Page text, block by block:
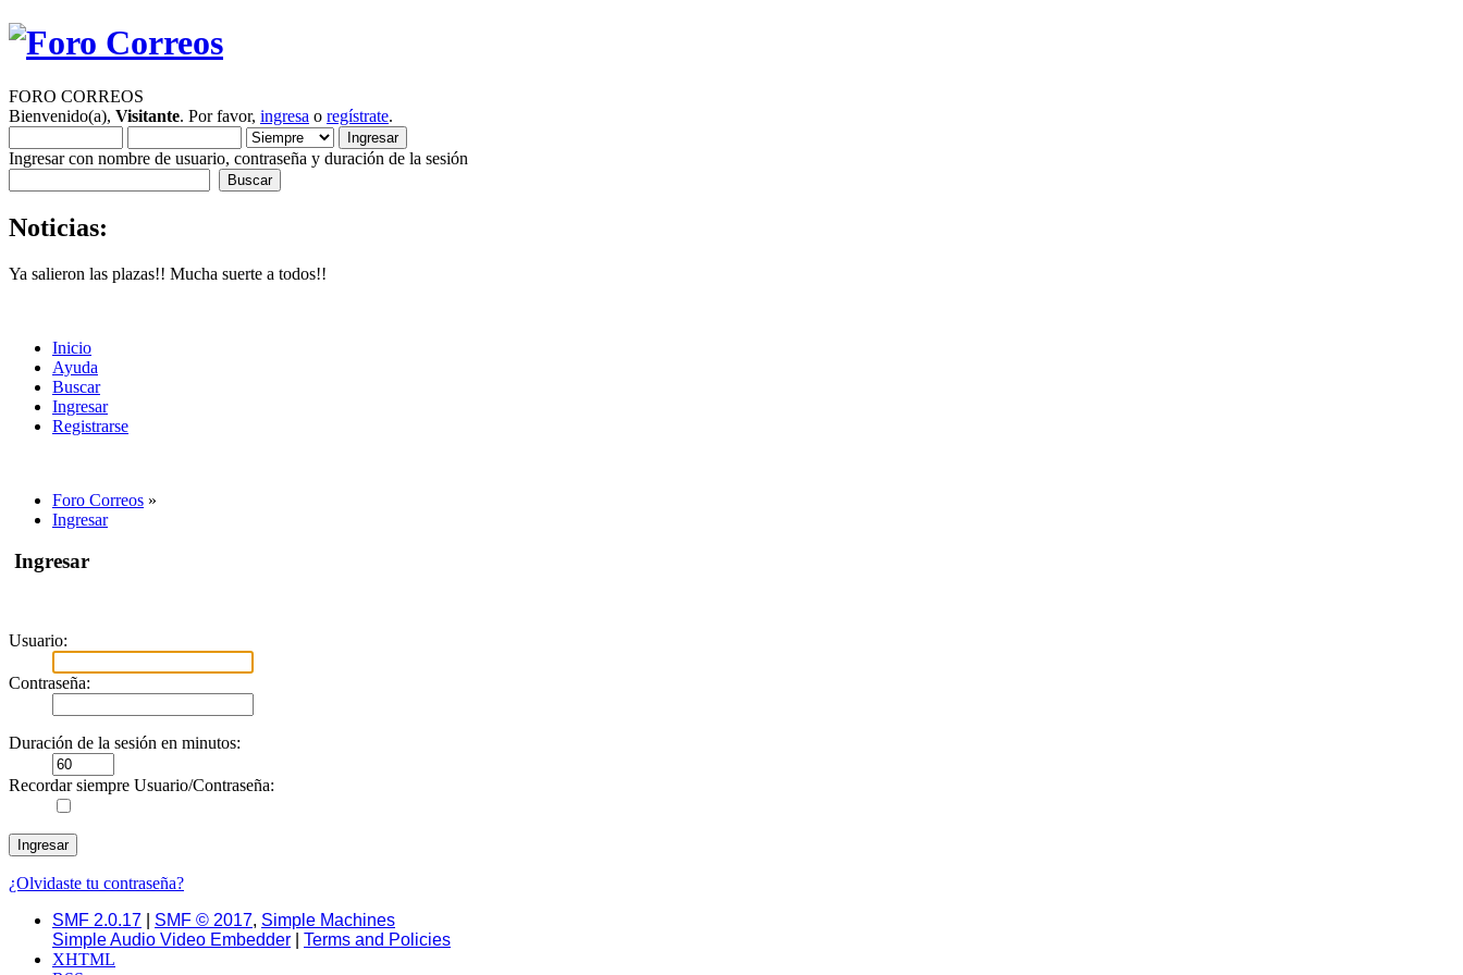
FORO CORREOS
Bienvenido(a), Visitante. Por favor, ingresa o regístrate.
Ingresar con nombre de usuario, contraseña y duración de la sesión
Noticias:
Ya salieron las plazas!! Mucha suerte a todos!!
Inicio
Ayuda
Buscar
Ingresar
Registrarse
Foro Correos »
Ingresar
Ingresar
Usuario:
Contraseña:
Duración de la sesión en minutos:
Recordar siempre Usuario/Contraseña:
¿Olvidaste tu contraseña?
SMF 2.0.17
SMF © 2017, Simple Machines
Simple Audio Video Embedder
Terms and Policies
XHTML